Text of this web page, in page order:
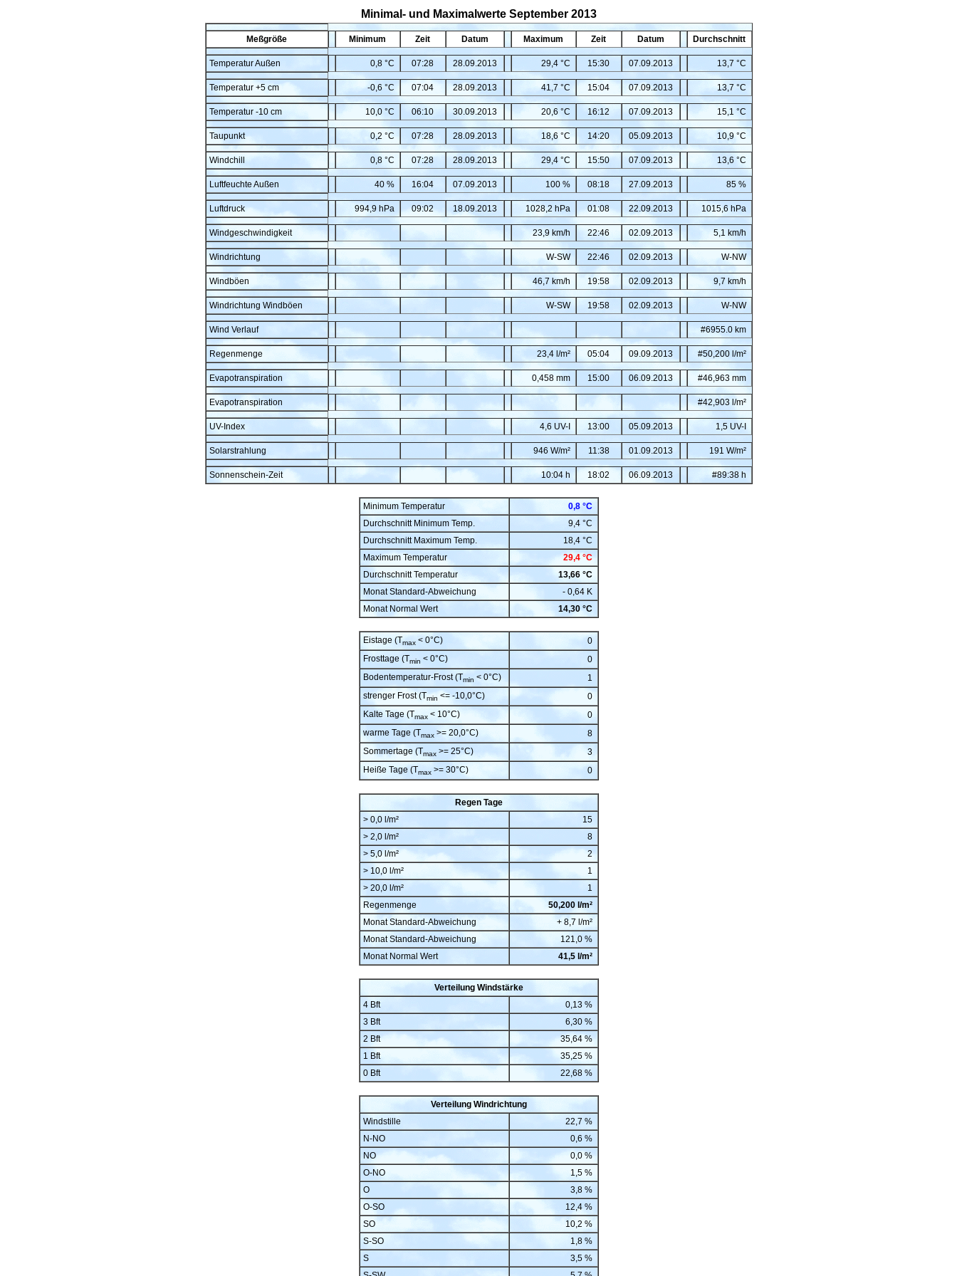
Minimal- und Maximalwerte September 2013
Meßgröße Minimum Zeit Datum Maximum Zeit Datum Durchschnitt
Temperatur Außen 0,8 °C 07:28 28.09.2013 29,4 °C 15:30 07.09.2013 13,7 °C
Temperatur +5 cm -0,6 °C 07:04 28.09.2013 41,7 °C 15:04 07.09.2013 13,7 °C
Temperatur -10 cm 10,0 °C 06:10 30.09.2013 20,6 °C 16:12 07.09.2013 15,1 °C
Taupunkt 0,2 °C 07:28 28.09.2013 18,6 °C 14:20 05.09.2013 10,9 °C
Windchill 0,8 °C 07:28 28.09.2013 29,4 °C 15:50 07.09.2013 13,6 °C
Luftfeuchte Außen 40 % 16:04 07.09.2013 100 % 08:18 27.09.2013 85 %
Luftdruck 994,9 hPa 09:02 18.09.2013 1028,2 hPa 01:08 22.09.2013 1015,6 hPa
Windgeschwindigkeit 23,9 km/h 22:46 02.09.2013 5,1 km/h
Windrichtung W-SW 22:46 02.09.2013 W-NW
Windböen 46,7 km/h 19:58 02.09.2013 9,7 km/h
Windrichtung Windböen W-SW 19:58 02.09.2013 W-NW
Wind Verlauf #6955.0 km
Regenmenge 23,4 l/m² 05:04 09.09.2013 #50,200 l/m²
Evapotranspiration 0,458 mm 15:00 06.09.2013 #46,963 mm
Evapotranspiration #42,903 l/m²
UV-Index 4,6 UV-I 13:00 05.09.2013 1,5 UV-I
Solarstrahlung 946 W/m² 11:38 01.09.2013 191 W/m²
Sonnenschein-Zeit 10:04 h 18:02 06.09.2013 #89:38 h
Minimum Temperatur
0,8 °C
Durchschnitt Minimum Temp.
9,4 °C
Durchschnitt Maximum Temp.
18,4 °C
Maximum Temperatur
29,4 °C
Durchschnitt Temperatur
13,66 °C
Monat Standard-Abweichung
- 0,64 K
Monat Normal Wert
14,30 °C
Eistage (Tmax< 0°C)
0
Frosttage (Tmin < 0°C)
0
Bodentemperatur-Frost (Tmin < 0°C)
1
strenger Frost (Tmin <= -10,0°C)
0
Kalte Tage (Tmax< 10°C)
0
warme Tage (Tmax>= 20,0°C)
8
Sommertage (Tmax>= 25°C)
3
Heiße Tage (Tmax>= 30°C) 0
Regen Tage
> 0,0 l/m²
15
> 2,0 l/m²
8
> 5,0 l/m²
2
> 10,0 l/m²
1
> 20,0 l/m²
1
Regenmenge
50,200 l/m²
Monat Standard-Abweichung
+ 8,7 l/m²
Monat Standard-Abweichung
121,0 %
Monat Normal Wert
41,5 l/m²
Verteilung Windstärke
4 Bft
0,13 %
3 Bft
6,30 %
2 Bft
35,64 %
1 Bft
35,25 %
0 Bft
22,68 %
Verteilung Windrichtung
Windstille
22,7 %
N-NO
0,6 %
NO
0,0 %
O-NO
1,5 %
O
3,8 %
O-SO
12,4 %
SO
10,2 %
S-SO
1,8 %
S
3,5 %